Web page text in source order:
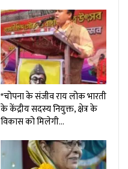
*चोपना के संजीव राय लोक भारती
के केंद्रीय सदस्य नियुक्त, क्षेत्र के
विकास को मिलेगी…